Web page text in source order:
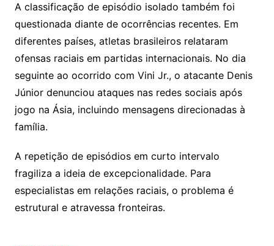
A classificação de episódio isolado também foi
questionada diante de ocorrências recentes. Em
diferentes países, atletas brasileiros relataram
ofensas raciais em partidas internacionais. No dia
seguinte ao ocorrido com Vini Jr., o atacante Denis
Júnior denunciou ataques nas redes sociais após
jogo na Ásia, incluindo mensagens direcionadas à
família.
A repetição de episódios em curto intervalo
fragiliza a ideia de excepcionalidade. Para
especialistas em relações raciais, o problema é
estrutural e atravessa fronteiras.